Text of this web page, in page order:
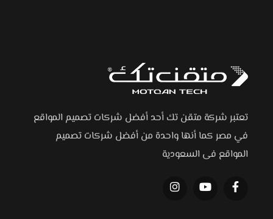
تعتبر شركة متقن تك أحد أفضل شركات تصميم المواقع
في مصر كما أنها واحدة من أفضل شركات تصميم
المواقع فى السعودية